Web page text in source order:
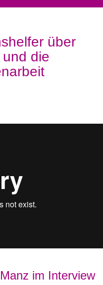
über
die
im Interview